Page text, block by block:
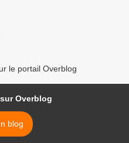
le portail Overblog
Overblog
blog